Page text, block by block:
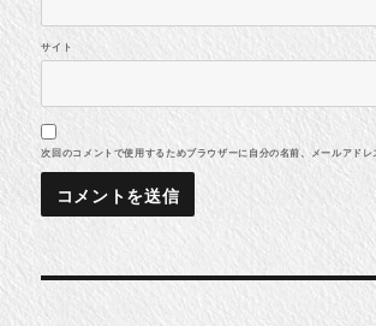
サイト
次回のコメントで使用するためブラウザーに自分の名前、メールアドレ